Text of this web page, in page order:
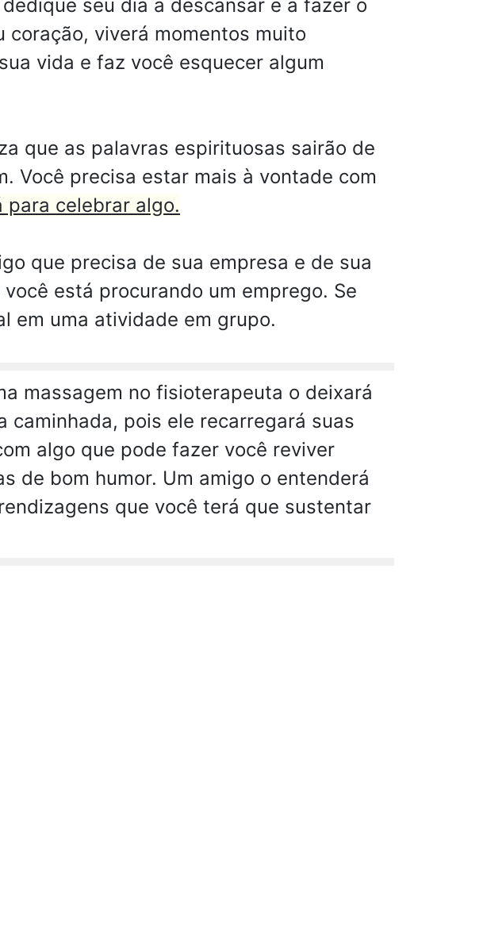
seu dia a descansar e a fazer o
coração, viverá momentos muito
vida e faz você esquecer algum
que as palavras espirituosas sairão de
Você precisa estar mais à vontade com
para celebrar algo.
que precisa de sua empresa e de sua
está procurando um emprego. Se
em uma atividade em grupo.
massagem no fisioterapeuta o deixará
caminhada, pois ele recarregará suas
algo que pode fazer você reviver
de bom humor. Um amigo o entenderá
que você terá que sustentar